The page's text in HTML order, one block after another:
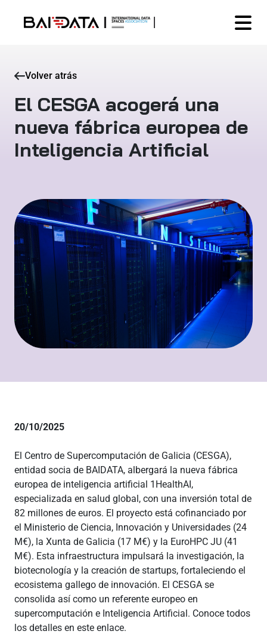
Volver atrás
El CESGA acogerá una
nueva fábrica europea de
Inteligencia Artificial
20/10/2025
El Centro de Supercomputación de Galicia (CESGA),
entidad socia de BAIDATA, albergará la nueva fábrica
europea de inteligencia artificial 1HealthAI,
especializada en salud global, con una inversión total de
82 millones de euros. El proyecto está cofinanciado por
el Ministerio de Ciencia, Innovación y Universidades (24
M€), la Xunta de Galicia (17 M€) y la EuroHPC JU (41
M€). Esta infraestructura impulsará la investigación, la
biotecnología y la creación de startups, fortaleciendo el
ecosistema gallego de innovación. El CESGA se
consolida así como un referente europeo en
supercomputación e Inteligencia Artificial. Conoce todos
los detalles en este enlace.